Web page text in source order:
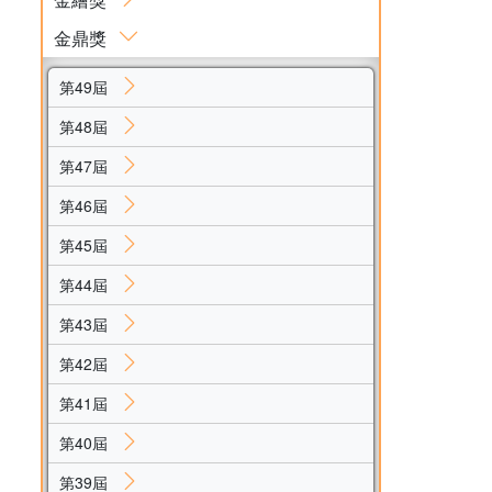
金鼎獎
第49屆
第48屆
第47屆
第46屆
第45屆
第44屆
第43屆
第42屆
第41屆
第40屆
第39屆